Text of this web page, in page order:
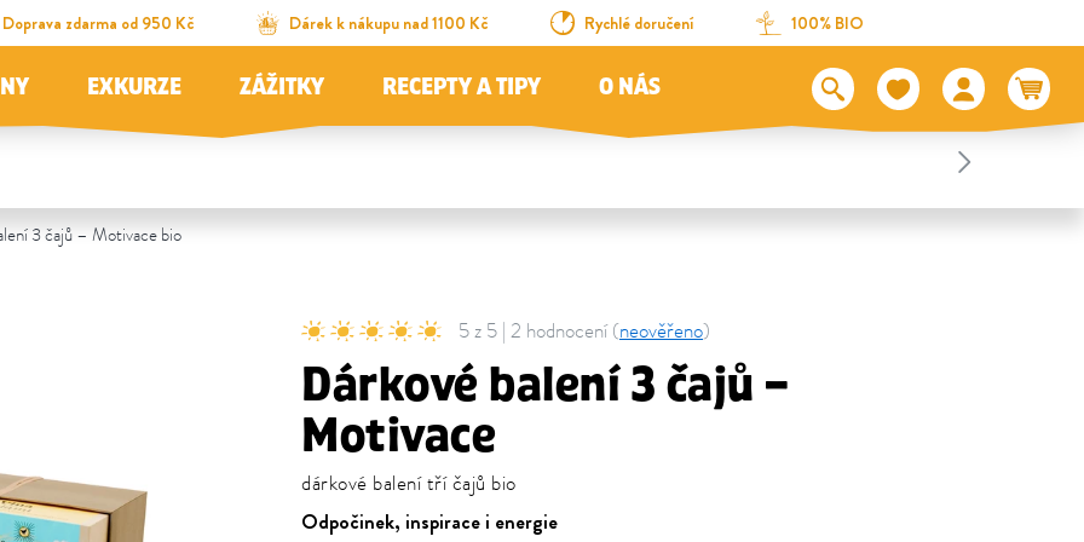
Doprava zdarma od 950 Kč Dárek k nákupu nad 1100 Kč Rychlé doručení 100% BIO
EXKURZE ZÁŽITKY RECEPTY A TIPY O NÁS
3 čajů – Motivace bio
5 z 5 | 2 hodnocení (neověřeno)
Dárkové balení 3 čajů –
Motivace
dárkové balení tří čajů bio
Odpočinek, inspirace i energie